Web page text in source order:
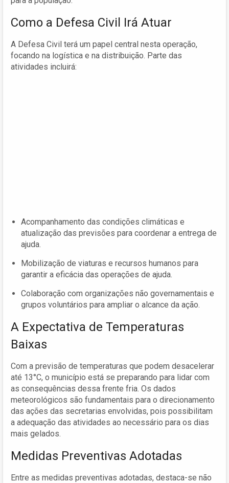
Como a Defesa Civil Irá Atuar
A Defesa Civil terá um papel central nesta operação,
focando na logística e na distribuição. Parte das
atividades incluirá:
Acompanhamento das condições climáticas e
atualização das previsões para coordenar a entrega de
ajuda.
Mobilização de viaturas e recursos humanos para
garantir a eficácia das operações de ajuda.
Colaboração com organizações não governamentais e
grupos voluntários para ampliar o alcance da ação.
A Expectativa de Temperaturas
Baixas
Com a previsão de temperaturas que podem desacelerar
até 13°C, o município está se preparando para lidar com
as consequências dessa frente fria. Os dados
meteorológicos são fundamentais para o direcionamento
das ações das secretarias envolvidas, pois possibilitam
a adequação das atividades ao necessário para os dias
mais gelados.
Medidas Preventivas Adotadas
Entre as medidas preventivas adotadas, destaca-se não